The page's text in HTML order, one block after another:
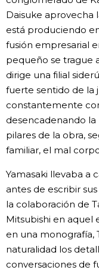
Daisuke aprovecha
está produciendo
fusión empresarial
pequeño se trague
dirige una filial
fuerte sentido de la
constantemente
desencadenando la
pilares de la obra,
familiar, el mal
Yamasaki llevaba a
antes de escribir
la colaboración de
Mitsubishi en aquel
en una monografía,
naturalidad los
conversaciones de